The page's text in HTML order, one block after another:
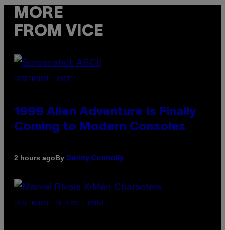
MORE
FROM VICE
SCREENSHOT: ASCII
1999 Alien Adventure Is Finally
Coming to Modern Consoles
2 hours agoBy Denny Connolly
SCREENSHOT: NETEASE, MARVEL